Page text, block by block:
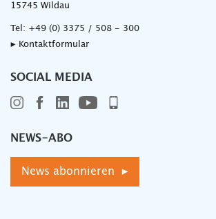
15745 Wildau
Tel: +49 (0) 3375 / 508 - 300
▸ Kontaktformular
SOCIAL MEDIA
NEWS-ABO
News abonnieren ▸